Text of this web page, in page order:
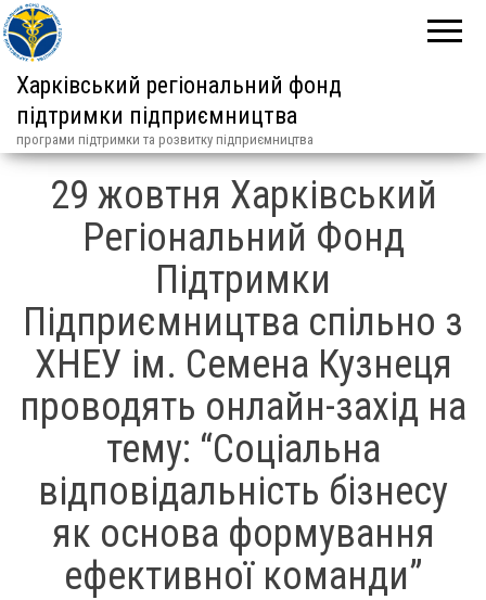
Харківський регіональний фонд
підтримки підприємництва
програми підтримки та розвитку підприємництва
29 жовтня Харківський
Регіональний Фонд
Підтримки
Підприємництва спільно з
ХНЕУ ім. Семена Кузнеця
проводять онлайн-захід на
тему: “Соціальна
відповідальність бізнесу
як основа формування
ефективної команди”